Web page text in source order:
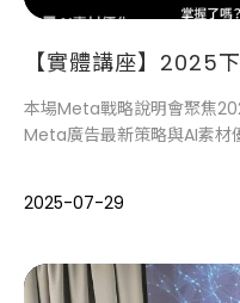
【實體講座】2025
本場Meta戰略說明會聚焦
Meta廣告最新策略與AI素
2025-07-29